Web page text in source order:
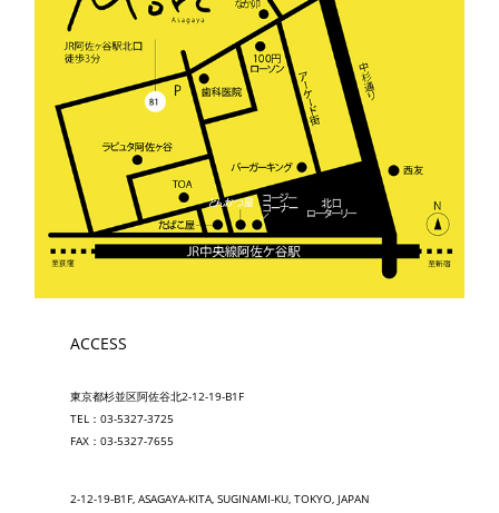
ACCESS
東京都杉並区阿佐谷北2-12-19-B1F
TEL：03-5327-3725
FAX：03-5327-7655
2-12-19-B1F, ASAGAYA-KITA, SUGINAMI-KU, TOKYO, JAPAN